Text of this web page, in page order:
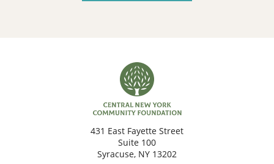
431 East Fayette Street
Suite 100
Syracuse, NY 13202